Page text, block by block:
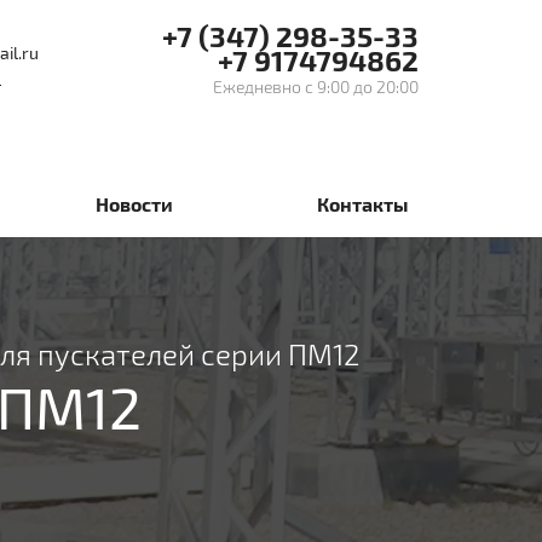
+7 (347) 298-35-33
+7 9174794862
Ежедневно с 9:00 до 20:00
Новости Контакты
пускателей серии ПМ12